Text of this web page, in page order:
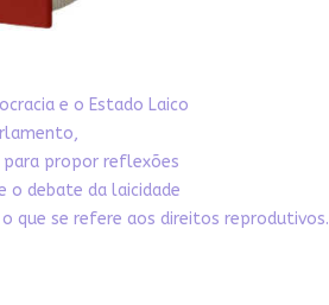
e o Estado Laico
para propor reflexões
o debate da laicidade
que se refere aos direitos reprodutivos.